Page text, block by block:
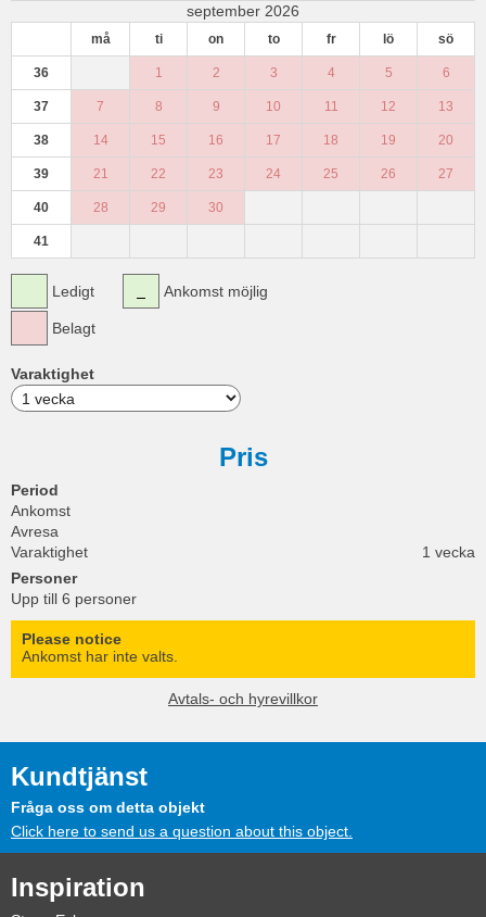
september 2026
må ti on to fr lö sö
36 1 2 3 4 5 6
37 7 8 9 10 11 12 13
38 14 15 16 17 18 19 20
39 21 22 23 24 25 26 27
40 28 29 30
41
Ledigt
Belagt
Ankomst möjlig
Varaktighet
Pris
Period
Ankomst
Avresa
Varaktighet
1 vecka
Personer
Upp till 6 personer
Please notice
Ankomst har inte valts.
Avtals- och hyrevillkor
Kundtjänst
Fråga oss om detta objekt
Click here to send us a question about this object.
Inspiration